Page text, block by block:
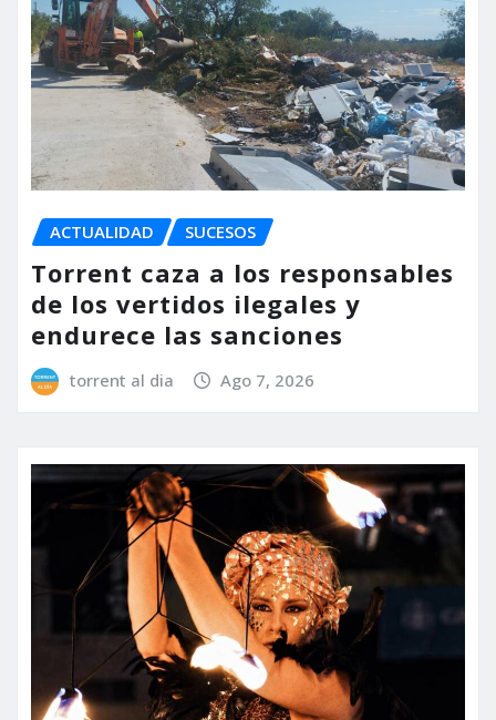
ACTUALIDAD SUCESOS
Torrent caza a los responsables
de los vertidos ilegales y
endurece las sanciones
torrent al dia Ago 7, 2026